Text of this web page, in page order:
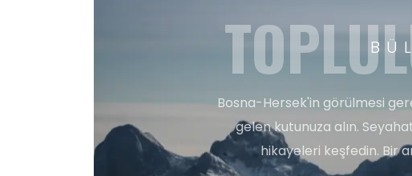
Bosna-Hersek'in görülmesi
gelen kutunuza alın.
hikayeleri keşfedin. Bir